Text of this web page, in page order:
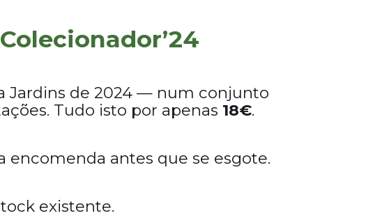
Jardins de 2024 — num conjunto
Tudo isto por apenas 18€.
encomenda antes que se esgote.
existente.